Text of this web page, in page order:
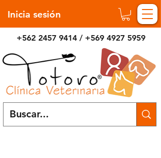
Inicia sesión
+562 2457 9414 / +569 4927 5959